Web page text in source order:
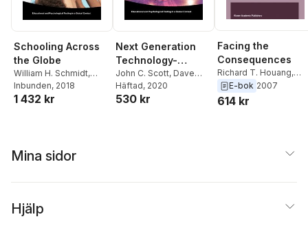
Schooling Across
the Globe
William H. Schmidt,
Richard T. Houang
Leland S. Cogan
Inbunden, 2018
1 432 kr
Next Generation
Technology-
Enhanced
Assessment
John C. Scott, Dave
Bartram ,Douglas H.
Reynolds
Häftad, 2020
530 kr
Facing the
Consequences
Richard T. Houang,
Pamela M. Jakwerth
Leland S. Cogan
E-bok 2007
614 kr
Mina sidor
Hjälp